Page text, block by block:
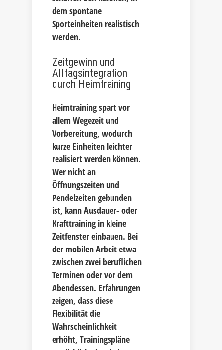
dem spontane
Sporteinheiten realistisch
werden.
Zeitgewinn und
Alltagsintegration
durch Heimtraining
Heimtraining spart vor
allem Wegezeit und
Vorbereitung, wodurch
kurze Einheiten leichter
realisiert werden können.
Wer nicht an
Öffnungszeiten und
Pendelzeiten gebunden
ist, kann Ausdauer- oder
Krafttraining in kleine
Zeitfenster einbauen. Bei
der mobilen Arbeit etwa
zwischen zwei beruflichen
Terminen oder vor dem
Abendessen. Erfahrungen
zeigen, dass diese
Flexibilität die
Wahrscheinlichkeit
erhöht, Trainingspläne